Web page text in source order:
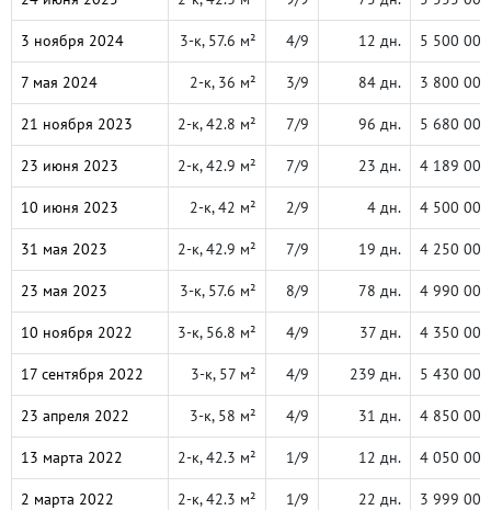
3 ноября 2024 3-к, 57.6 м² 4/9 12 дн. 5 500 000
7 мая 2024 2-к, 36 м² 3/9 84 дн. 3 800 000
21 ноября 2023 2-к, 42.8 м² 7/9 96 дн. 5 680 000
23 июня 2023 2-к, 42.9 м² 7/9 23 дн. 4 189 000
10 июня 2023 2-к, 42 м² 2/9 4 дн. 4 500 000
31 мая 2023 2-к, 42.9 м² 7/9 19 дн. 4 250 000
23 мая 2023 3-к, 57.6 м² 8/9 78 дн. 4 990 000
10 ноября 2022 3-к, 56.8 м² 4/9 37 дн. 4 350 000
17 сентября 2022 3-к, 57 м² 4/9 239 дн. 5 430 000
23 апреля 2022 3-к, 58 м² 4/9 31 дн. 4 850 000
13 марта 2022 2-к, 42.3 м² 1/9 12 дн. 4 050 000
2 марта 2022 2-к, 42.3 м² 1/9 22 дн. 3 999 000